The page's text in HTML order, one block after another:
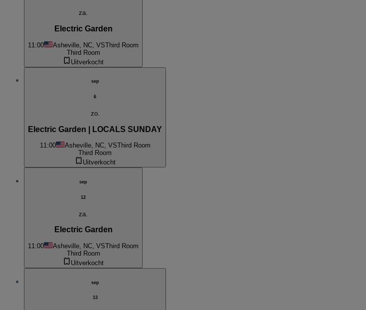
za.
Electric Garden
11:00 Asheville, NC, VSThird Room
Third Room
Uitverkocht
sep
6
zo.
Electric Garden | LOCALS SUNDAY
11:00 Asheville, NC, VSThird Room
Third Room
Uitverkocht
sep
12
za.
Electric Garden
11:00 Asheville, NC, VSThird Room
Third Room
Uitverkocht
sep
13